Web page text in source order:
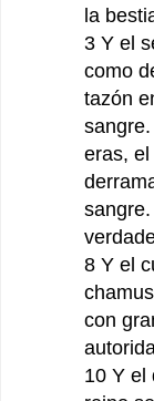
la
3 Y el
como
tazón
eras,
8 Y el
con
10 Y el